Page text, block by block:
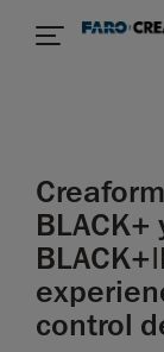
BLACK+
control